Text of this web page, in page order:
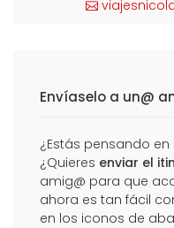
Envíaselo a un@
¿Estás pensando
¿Quieres enviar el
amig@ para que
ahora es tan fácil
en los iconos de